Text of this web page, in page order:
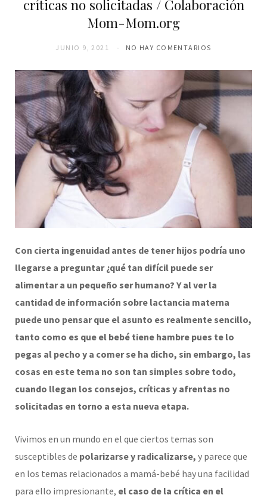
críticas no solicitadas / Colaboración
Mom-Mom.org
JUNIO 9, 2021 NO HAY COMENTARIOS
Con cierta ingenuidad antes de tener hijos podría uno
llegarse a preguntar ¿qué tan difícil puede ser
alimentar a un pequeño ser humano? Y al ver la
cantidad de información sobre lactancia materna
puede uno pensar que el asunto es realmente sencillo,
tanto como es que el bebé tiene hambre pues te lo
pegas al pecho y a comer se ha dicho, sin embargo, las
cosas en este tema no son tan simples sobre todo,
cuando llegan los consejos, críticas y afrentas no
solicitadas en torno a esta nueva etapa.
Vivimos en un mundo en el que ciertos temas son
susceptibles de polarizarse y radicalizarse, y parece que
en los temas relacionados a mamá-bebé hay una facilidad
para ello impresionante, el caso de la crítica en el